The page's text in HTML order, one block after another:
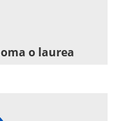
o laurea